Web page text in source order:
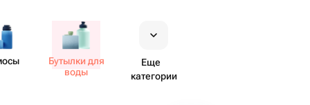
Бутылки для
воды
Еще
категории